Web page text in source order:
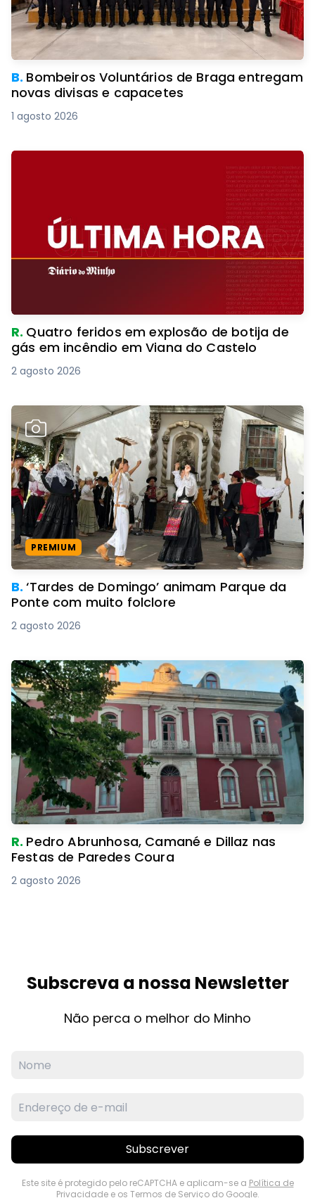
B. Bombeiros Voluntários de Braga entregam
novas divisas e capacetes
1 agosto 2026
R. Quatro feridos em explosão de botija de
gás em incêndio em Viana do Castelo
2 agosto 2026
PREMIUM
B.‘Tardes de Domingo’ animam Parque da
Ponte com muito folclore
2 agosto 2026
R. Pedro Abrunhosa, Camané e Dillaz nas
Festas de Paredes Coura
2 agosto 2026
Subscreva a nossa Newsletter
Não perca o melhor do Minho
Subscrever
Este site é protegido pelo reCAPTCHA e aplicam-se a Política de
Privacidadee os Termos de Serviçodo Google.